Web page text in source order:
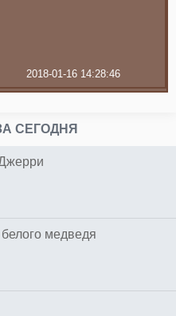
2018-01-16 14:28:46
СЕГОДНЯ
медведя